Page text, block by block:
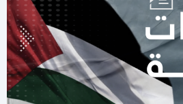
مذكرة توقيف بحق رجل الأعمال طارق
عدوانه على قلنديا